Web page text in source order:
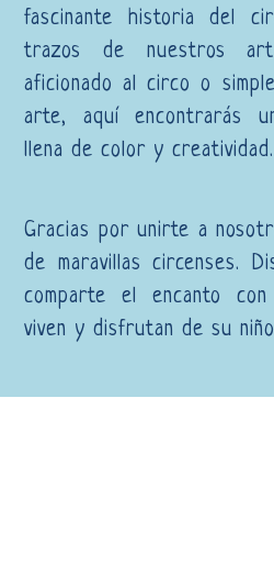
fascinante historia del
trazos de nuestros
aficionado al circo o
arte, aquí encontrarás
llena de color y creatividad.
Gracias por unirte a
de maravillas circenses.
comparte el encanto
viven y disfrutan de su